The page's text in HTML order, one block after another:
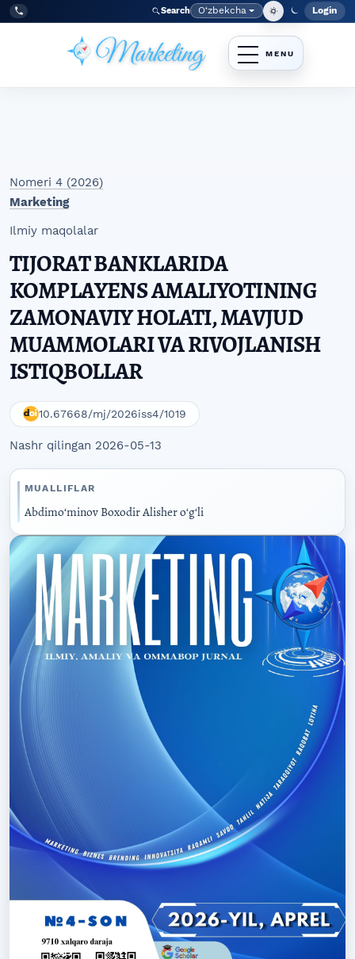
Skip to main navigation menu
Skip to main content
Skip to site footer
Tel:
+998977838464 Search Language
O‘zbekcha Login
Nomeri 4 (2026)
Marketing
Ilmiy maqolalar
TIJORAT BANKLARIDA
KOMPLAYENS AMALIYOTINING
ZAMONAVIY HOLATI, MAVJUD
MUAMMOLARI VA RIVOJLANISH
ISTIQBOLLAR
10.67668/mj/2026iss4/1019
Nashr qilingan 2026-05-13
MUALLIFLAR
Abdimoʻminov Boxodir Alisher oʻgʻli